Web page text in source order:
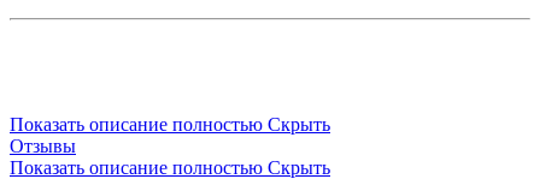
Показать описание полностью Скрыть
Отзывы
Показать описание полностью Скрыть